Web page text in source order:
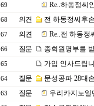
69 Re..하동정씨
68 의견 전 하동정씨후
67 의견 Re..전 하동정
66 질문 종회원명부를
65 가입 인사드립
64 질문 문성공파 28대
63 질문 우리카지노일